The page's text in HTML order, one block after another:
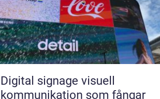
Digital signage visuell
kommunikation som fångar